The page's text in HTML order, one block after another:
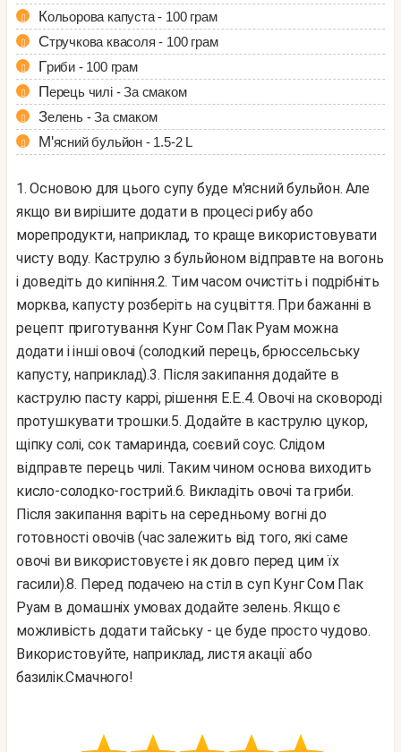
Кольорова капуста - 100 грам
Стручкова квасоля - 100 грам
Гриби - 100 грам
Перець чилі - За смаком
Зелень - За смаком
М'ясний бульйон - 1.5-2 L
1. Основою для цього супу буде м'ясний бульйон. Але
якщо ви вирішите додати в процесі рибу або
морепродукти, наприклад, то краще використовувати
чисту воду. Каструлю з бульйоном відправте на вогонь
і доведіть до кипіння.2. Тим часом очистіть і подрібніть
морква, капусту розберіть на суцвіття. При бажанні в
рецепт приготування Кунг Сом Пак Руам можна
додати і інші овочі (солодкий перець, брюссельську
капусту, наприклад).3. Після закипання додайте в
каструлю пасту каррі, рішення Е.Е..4. Овочі на сковороді
протушкувати трошки.5. Додайте в каструлю цукор,
щіпку солі, сок тамаринда, соєвий соус. Слідом
відправте перець чилі. Таким чином основа виходить
кисло-солодко-гострий.6. Викладіть овочі та гриби.
Після закипання варіть на середньому вогні до
готовності овочів (час залежить від того, які саме
овочі ви використовуєте і як довго перед цим їх
гасили).8. Перед подачею на стіл в суп Кунг Сом Пак
Руам в домашніх умовах додайте зелень. Якщо є
можливість додати тайську - це буде просто чудово.
Використовуйте, наприклад, листя акації або
базилік.Смачного!